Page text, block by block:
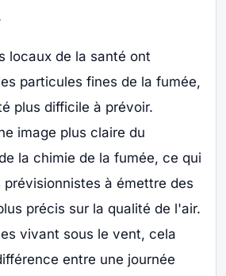
locaux de la santé ont
particules fines de la fumée,
plus difficile à prévoir.
image plus claire du
la chimie de la fumée, ce qui
prévisionnistes à émettre des
précis sur la qualité de l'air.
vivant sous le vent, cela
entre une journée